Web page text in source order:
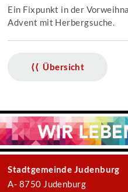
Ein Fixpunkt in der
Advent mit Herbergsuche.
⟨⟨ Übersicht
Stadtgemeinde Judenburg
A- 8750 Judenburg